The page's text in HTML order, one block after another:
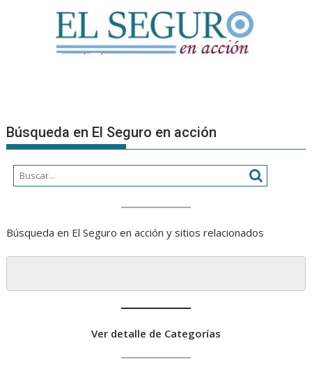
Búsqueda en El Seguro en acción
Búsqueda en El Seguro en acción y sitios relacionados
Ver detalle de Categorías